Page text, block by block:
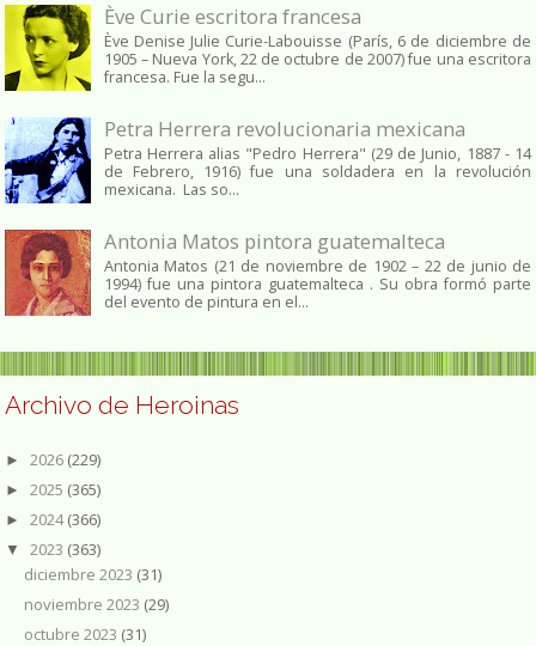
Ève Curie escritora francesa
Ève Denise Julie Curie-Labouisse (París, 6 de diciembre de
1905 – Nueva York, 22 de octubre de 2007) fue una escritora
francesa. Fue la segu...
Petra Herrera revolucionaria mexicana
Petra Herrera alias "Pedro Herrera" (29 de Junio, 1887 - 14
de Febrero, 1916) fue una soldadera en la revolución
mexicana. Las so...
Antonia Matos pintora guatemalteca
Antonia Matos (21 de noviembre de 1902 – 22 de junio de
1994) fue una pintora guatemalteca . Su obra formó parte
del evento de pintura en el...
Archivo de Heroinas
► 2026 (229)
► 2025 (365)
► 2024(366)
▼ 2023 (363)
diciembre 2023 (31)
noviembre 2023 (29)
octubre 2023 (31)